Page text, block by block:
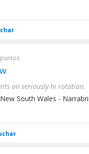
on seriously hi rotation.
South Wales - Narrabri